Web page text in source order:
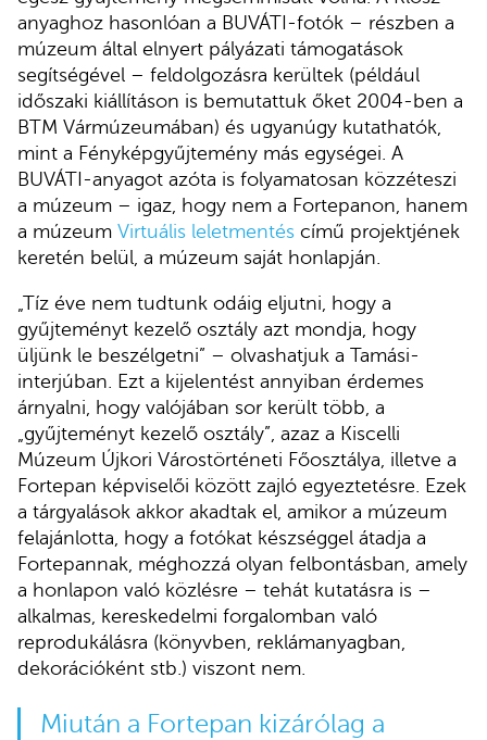
anyaghoz hasonlóan a BUVÁTI-fotók – részben a
múzeum által elnyert pályázati támogatások
segítségével – feldolgozásra kerültek (például
időszaki kiállításon is bemutattuk őket 2004-ben a
BTM Vármúzeumában) és ugyanúgy kutathatók,
mint a Fényképgyűjtemény más egységei. A
BUVÁTI-anyagot azóta is folyamatosan közzéteszi
a múzeum – igaz, hogy nem a Fortepanon, hanem
a múzeum Virtuális leletmentés című projektjének
keretén belül, a múzeum saját honlapján.
„Tíz éve nem tudtunk odáig eljutni, hogy a
gyűjteményt kezelő osztály azt mondja, hogy
üljünk le beszélgetni” – olvashatjuk a Tamási-
interjúban. Ezt a kijelentést annyiban érdemes
árnyalni, hogy valójában sor került több, a
„gyűjteményt kezelő osztály”, azaz a Kiscelli
Múzeum Újkori Várostörténeti Főosztálya, illetve a
Fortepan képviselői között zajló egyeztetésre. Ezek
a tárgyalások akkor akadtak el, amikor a múzeum
felajánlotta, hogy a fotókat készséggel átadja a
Fortepannak, méghozzá olyan felbontásban, amely
a honlapon való közlésre – tehát kutatásra is –
alkalmas, kereskedelmi forgalomban való
reprodukálásra (könyvben, reklámanyagban,
dekorációként stb.) viszont nem.
Miután a Fortepan kizárólag a